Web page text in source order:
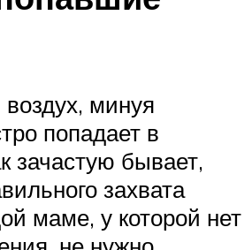
минуя
попадает в
зачастую бывает,
захвата
маме, у которой нет